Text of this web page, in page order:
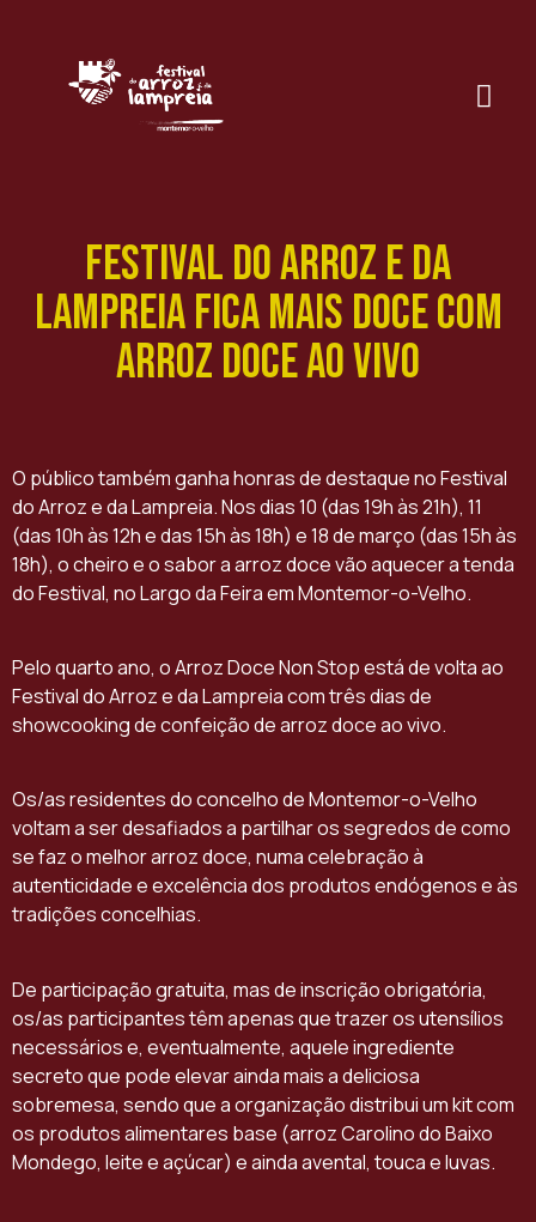
Festival do Arroz e da
Lampreia fica mais doce com
Arroz Doce ao vivo
O público também ganha honras de destaque no Festival
do Arroz e da Lampreia. Nos dias 10 (das 19h às 21h), 11
(das 10h às 12h e das 15h às 18h) e 18 de março (das 15h às
18h), o cheiro e o sabor a arroz doce vão aquecer a tenda
do Festival, no Largo da Feira em Montemor-o-Velho.
Pelo quarto ano, o Arroz Doce Non Stop está de volta ao
Festival do Arroz e da Lampreia com três dias de
showcooking de confeição de arroz doce ao vivo.
Os/as residentes do concelho de Montemor-o-Velho
voltam a ser desafiados a partilhar os segredos de como
se faz o melhor arroz doce, numa celebração à
autenticidade e excelência dos produtos endógenos e às
tradições concelhias.
De participação gratuita, mas de inscrição obrigatória,
os/as participantes têm apenas que trazer os utensílios
necessários e, eventualmente, aquele ingrediente
secreto que pode elevar ainda mais a deliciosa
sobremesa, sendo que a organização distribui um kit com
os produtos alimentares base (arroz Carolino do Baixo
Mondego, leite e açúcar) e ainda avental, touca e luvas.